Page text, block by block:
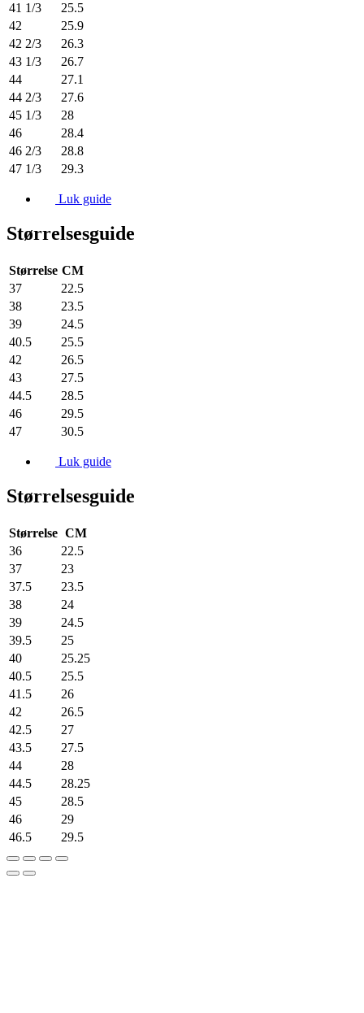
41 1/3
25.5
42
25.9
42 2/3
26.3
43 1/3
26.7
44
27.1
44 2/3
27.6
45 1/3
28
46
28.4
46 2/3
28.8
47 1/3
29.3
Luk guide
Størrelsesguide
Størrelse CM
37
22.5
38
23.5
39
24.5
40.5
25.5
42
26.5
43
27.5
44.5
28.5
46
29.5
47
30.5
Luk guide
Størrelsesguide
Størrelse CM
36
22.5
37
23
37.5
23.5
38
24
39
24.5
39.5
25
40
25.25
40.5
25.5
41.5
26
42
26.5
42.5
27
43.5
27.5
44
28
44.5
28.25
45
28.5
46
29
46.5
29.5